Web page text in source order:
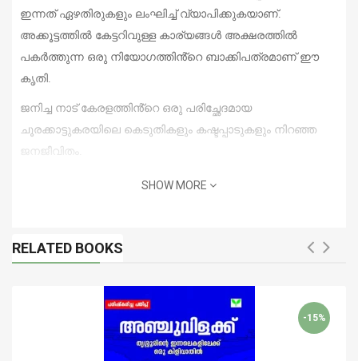
ഇന്നത് ഏഴതിരുകളും ലംഘിച്ച് വ്യാപിക്കുകയാണ്.
അക്കൂട്ടത്തിൽ കേട്ടറിവുള്ള കാര്യങ്ങൾ അക്ഷരത്തിൽ
പകർത്തുന്ന ഒരു നിയോഗത്തിൻ്റെബാക്കിപത്രമാണ് ഈ
കൃതി.
ജനിച്ച നാട് കേരളത്തിൻ്റെ ഒരു പരിച്ഛേദമായ
ചൂരക്കാട്ടുകരയിലെ കെടുതികളും കഷ്ടപ്പാടുകളും നിറഞ്ഞ
ജനജീവിതം.
തണലായും അവർ തലമുറകളെ
കാലത്തിന്റേയും ജീവിതത്തിന്റേയും തിരിഞ്ഞു നോട്ടമാണിത്.
അങ്ങനെ,തിരിഞ്ഞുനോക്കുമ്പോൾ ചൂരക്കാട്ടുകര
എഴുത്തുകാരൻ്റെ മാത്രം ഗ്രാമമല്ലെന്നും അതിൽ
നിങ്ങളും നിങ്ങളുടെ നാടും നിങ്ങളുടെ പ്രിയപ്പെട്ടവരും ഒക്കെ
എവിടെയെങ്കിലും കടന്നു വരാതിരിക്കില്ലെന്നും
ഓർമ്മപ്പെടുത്തുന്ന രചന.
SHOW MORE
RELATED BOOKS
-15%